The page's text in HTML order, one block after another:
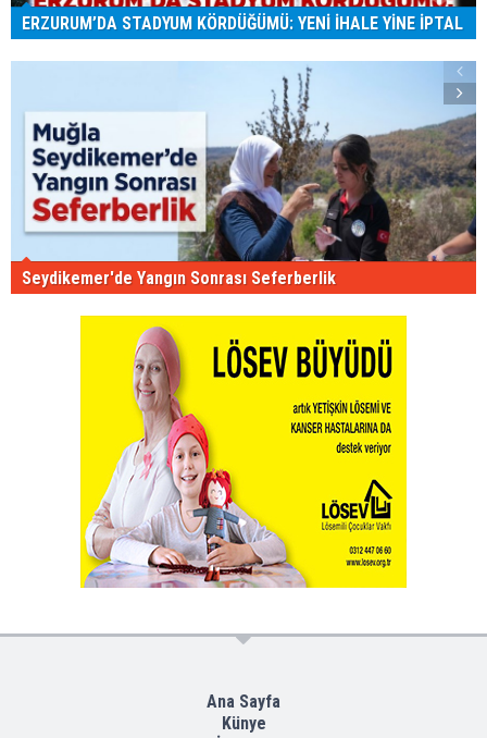
ERZURUM’DA STADYUM KÖRDÜĞÜMÜ: YENİ İHALE YİNE İPTAL
Seydikemer'de Yangın Sonrası Seferberlik
Ana Sayfa
Künye